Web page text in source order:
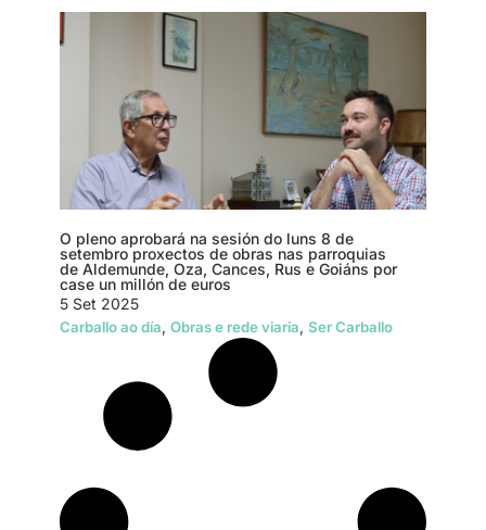
O pleno aprobará na sesión do luns 8 de
setembro proxectos de obras nas parroquias
de Aldemunde, Oza, Cances, Rus e Goiáns por
case un millón de euros
5 Set 2025
Carballo ao día, Obras e rede viaria, Ser Carballo